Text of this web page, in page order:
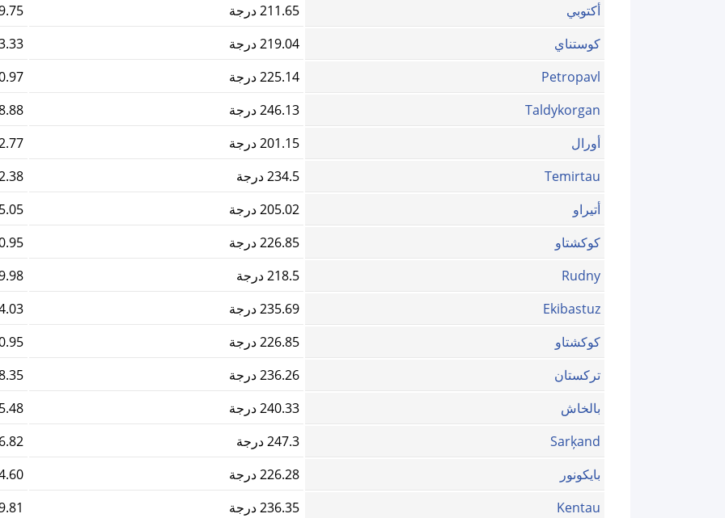
أكتوبي
211.65 درجة
كوستناي
219.04 درجة
Petropavl
225.14 درجة
Taldykorgan
246.13 درجة
أورال
201.15 درجة
Temirtau
234.5 درجة
أتيراو
205.02 درجة
كوكشتاو
226.85 درجة
Rudny
218.5 درجة
Ekibastuz
235.69 درجة
كوكشتاو
226.85 درجة
ترکستان
236.26 درجة
بالخاش
240.33 درجة
Sarķand
247.3 درجة
بايكونور
226.28 درجة
Kentau
236.35 درجة